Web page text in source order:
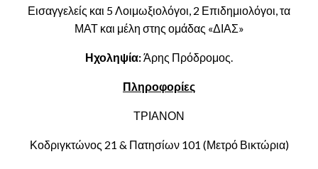
Εισαγγελείς και 5 Λοιμωξιολόγοι, 2 Επιδημιολόγοι, τα
ΜΑΤ και μέλη στης ομάδας «ΔΙΑΣ»
Ηχοληψία:Άρης Πρόδρομος.
Πληροφορίες
ΤΡΙΑΝΟΝ
Κοδριγκτώνος 21 & Πατησίων 101 (Μετρό Βικτώρια)